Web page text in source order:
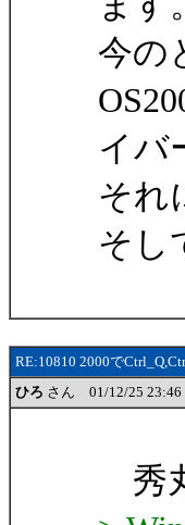
今の
イバ
それ
そし
RE:10810 2000で
ひろ さん 01/12/25 23:46
秀